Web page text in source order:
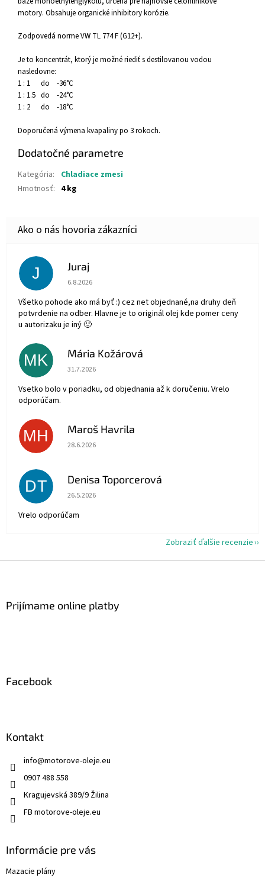
motory. Obsahuje organické inhibitory korózie.
Zodpovedá norme VW TL 774 F (G12+).
Je to koncentrát, ktorý je možné riediť s destilovanou vodou
nasledovne:
1 : 1 do -36°C
1 : 1.5 do -24°C
1 : 2 do -18°C
Doporučená výmena kvapaliny po 3 rokoch.
Dodatočné parametre
Kategória:
Chladiace zmesi
Hmotnosť: 4 kg
J Juraj
Hodnotenie obchodu je 5 z 5 hviezdičiek.
6.8.2026
Všetko pohode ako má byť :) cez net objednané,na druhy deň
potvrdenie na odber. Hlavne je to originál olej kde pomer ceny
u autorizaku je iný 🙂
MK Mária Kožárová
Hodnotenie obchodu je 5 z 5 hviezdičiek.
31.7.2026
Vsetko bolo v poriadku, od objednania až k doručeniu. Vrelo
odporúčam.
MH Maroš Havrila
Hodnotenie obchodu je 5 z 5 hviezdičiek.
28.6.2026
DT Denisa Toporcerová
Hodnotenie obchodu je 5 z 5 hviezdičiek.
26.5.2026
Vrelo odporúčam
Zobraziť ďalšie recenzie
Prijímame online platby
Facebook
Kontakt
info@motorove-oleje.eu
0907 488 558
Kragujevská 389/9 Žilina
FB motorove-oleje.eu
Informácie pre vás
Mazacie plány